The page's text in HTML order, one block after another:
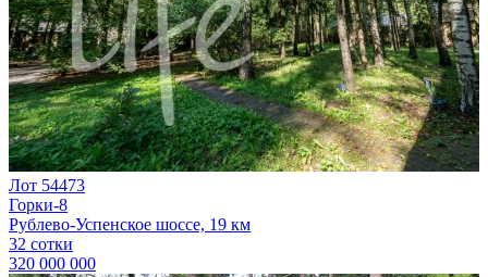
Лот 54473
Горки-8
Рублево-Успенское шоссе, 19 км
32 сотки
320 000 000